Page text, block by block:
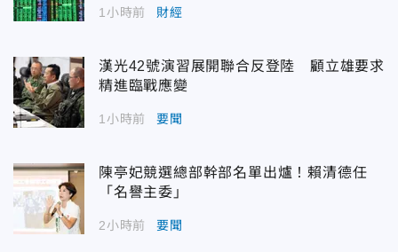
1小時前 財經
漢光42號演習展開聯合反登陸 顧立雄要求
精進臨戰應變
1小時前 要聞
陳亭妃競選總部幹部名單出爐！賴清德任
「名譽主委」
2小時前 要聞